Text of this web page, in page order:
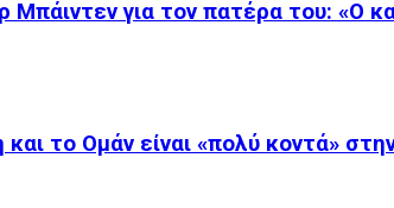
Μπάιντεν για τον πατέρα του: «Ο
το Ομάν είναι «πολύ κοντά»